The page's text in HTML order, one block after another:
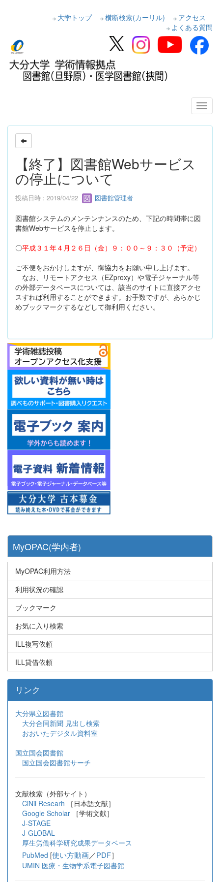
大学トップ 横断検索(カーリル)
アクセス
よくある質問
【終了】図書館Webサービス
の停止について
投稿日時 : 2019/04/22 図書館管理者
図書館システムのメンテンナンスのため、下記の時間帯に図
書館Webサービスを停止します。
〇平成３１年４月２６日（金）９：００～９：３０（予定）
ご不便をおかけしますが、御協力をお願い申し上げます。
なお、リモートアクセス（EZproxy）や電子ジャーナル等
の外部データベースについては、該当のサイトに直接アクセ
スすれば利用することができます。お手数ですが、あらかじ
めブックマークするなどして御利用ください。
MyOPAC(学内者)
MyOPAC利用方法
利用状況の確認
ブックマーク
お気に入り検索
ILL複写依頼
ILL貸借依頼
リンク
大分県立図書館
大分合同新聞 見出し検索
おおいたデジタル資料室
国立国会図書館
国立国会図書館サーチ
文献検索（外部サイト）
CiNii Researh ［日本語文献］
Google Scholar
［学術文献］
J-STAGE
J-GLOBAL
厚生労働科学研究成果データベース
PubMed [使い方動画／PDF］
UMIN 医療・生物学系電子図書館